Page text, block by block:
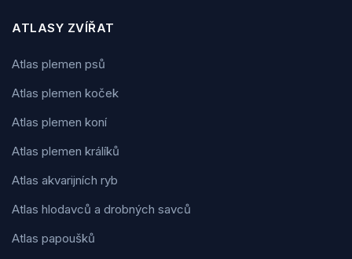
ATLASY ZVÍŘAT
Atlas plemen psů
Atlas plemen koček
Atlas plemen koní
Atlas plemen králíků
Atlas akvarijních ryb
Atlas hlodavců a drobných savců
Atlas papoušků